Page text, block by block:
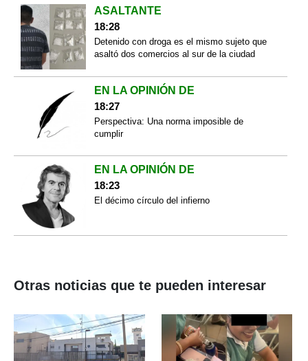
ASALTANTE
18:28
Detenido con droga es el mismo sujeto que
asaltó dos comercios al sur de la ciudad
EN LA OPINIÓN DE
18:27
Perspectiva: Una norma imposible de
cumplir
EN LA OPINIÓN DE
18:23
El décimo círculo del infierno
Otras noticias que te pueden interesar